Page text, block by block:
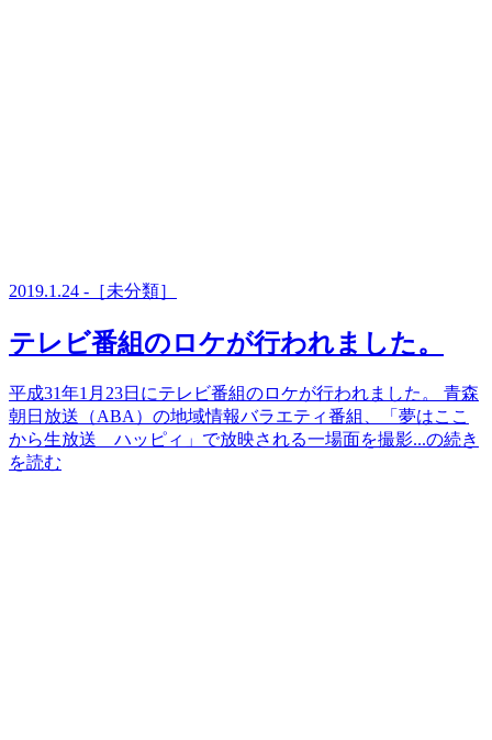
2019.1.24 -［未分類］
テレビ番組のロケが行われました。
平成31年1月23日にテレビ番組のロケが行われました。 青森
朝日放送（ABA）の地域情報バラエティ番組、「夢はここ
から生放送 ハッピィ」で放映される一場面を撮影...の続き
を読む